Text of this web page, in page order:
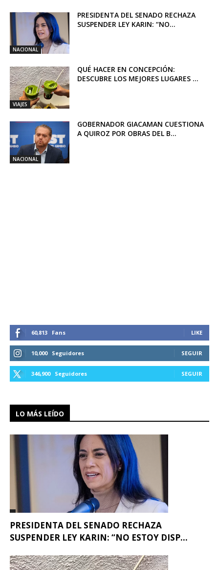
NACIONAL
PRESIDENTA DEL SENADO RECHAZA
SUSPENDER LEY KARIN: “NO...
VIAJES
QUÉ HACER EN CONCEPCIÓN:
DESCUBRE LOS MEJORES LUGARES ...
NACIONAL
GOBERNADOR GIACAMAN CUESTIONA
A QUIROZ POR OBRAS DEL B...
60,813 Fans LIKE
10,000 Seguidores SEGUIR
346,900 Seguidores SEGUIR
LO MÁS LEÍDO
PRESIDENTA DEL SENADO RECHAZA
SUSPENDER LEY KARIN: “NO ESTOY DISP...